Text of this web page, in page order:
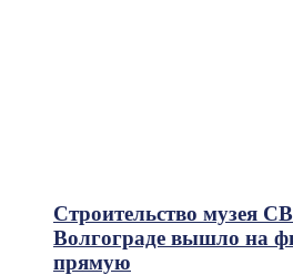
Строительство музея
Волгограде вышло на
прямую